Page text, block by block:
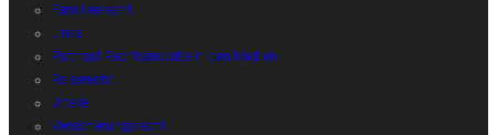
Familienrecht
Links
Potthast Rechtsanwälte in den Medien
Reiserecht
Urteile
Versicherungsrecht